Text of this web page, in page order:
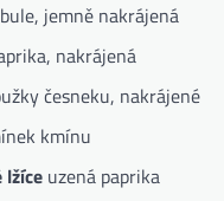
jemně nakrájená
nakrájená
česneku, nakrájené
kmínu
lžíce uzená paprika